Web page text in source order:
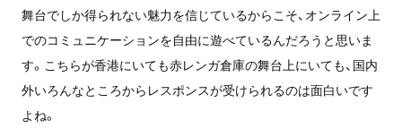
舞台でしか得られない魅力を信じているからこそ、オンライン上
でのコミュニケーションを自由に遊べているんだろうと思いま
す。こちらが香港にいても赤レンガ倉庫の舞台上にいても、国内
外いろんなところからレスポンスが受けられるのは面白いです
よね。